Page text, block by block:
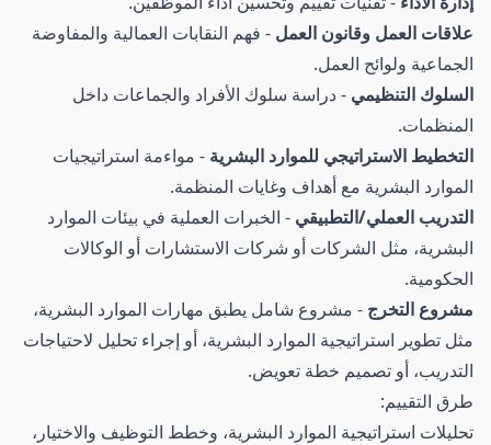
علاقات العمل وقانون العمل - فهم النقابات العمالية والمفاوضة
الجماعية ولوائح العمل.
السلوك التنظيمي - دراسة سلوك الأفراد والجماعات داخل
المنظمات.
التخطيط الاستراتيجي للموارد البشرية - مواءمة استراتيجيات
الموارد البشرية مع أهداف وغايات المنظمة.
التدريب العملي/التطبيقي - الخبرات العملية في بيئات الموارد
البشرية، مثل الشركات أو شركات الاستشارات أو الوكالات
الحكومية.
مشروع التخرج - مشروع شامل يطبق مهارات الموارد البشرية،
مثل تطوير استراتيجية الموارد البشرية، أو إجراء تحليل لاحتياجات
التدريب، أو تصميم خطة تعويض.
طرق التقييم:
تحليلات استراتيجية الموارد البشرية، وخطط التوظيف والاختيار،